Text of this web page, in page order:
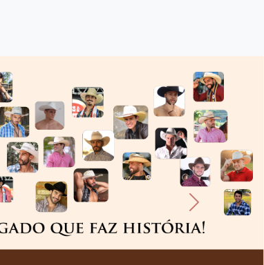
Next